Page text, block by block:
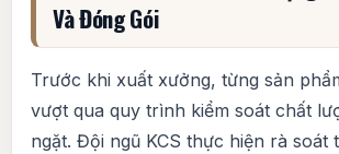
Và Đóng Gói
Trước khi xuất xưởng, từng sản
vượt qua quy trình kiểm soát chất
ngặt. Đội ngũ KCS thực hiện rà soát